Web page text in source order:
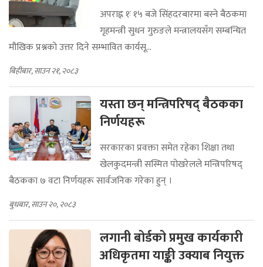
अपराह्न १ः १५ बजे सिंहदरबारमा बस्ने बैठकमा
गृहमन्त्री सुधन गुरुङले मन्त्रालयसँग सम्बन्धित
मौखिक प्रश्नको उत्तर दिने सम्भावित कार्यसू...
बिहीबार, साउन २१, २०८३
यस्ता छन् मन्त्रिपरिषद् बैठकका
निर्णयहरू
सरकारका प्रवक्ता समेत रहेका शिक्षा तथा
खेलकुदमन्त्री सस्मित पोखरेलले मन्त्रिपरिषद्
बैठकका ७ वटा निर्णयहरू सार्वजनिक गरेका हुन् ।
बुधबार, साउन २०, २०८३
लगानी बोर्डको प्रमुख कार्यकारी
अधिकृतमा याङ्की उक्याब नियुक्त